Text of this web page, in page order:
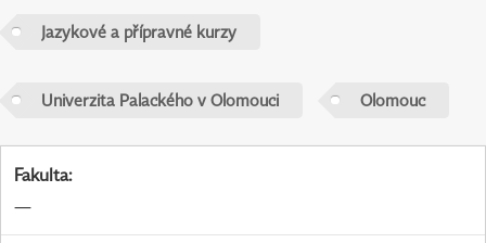
Jazykové a přípravné kurzy
Univerzita Palackého v Olomouci Olomouc
Fakulta:
—